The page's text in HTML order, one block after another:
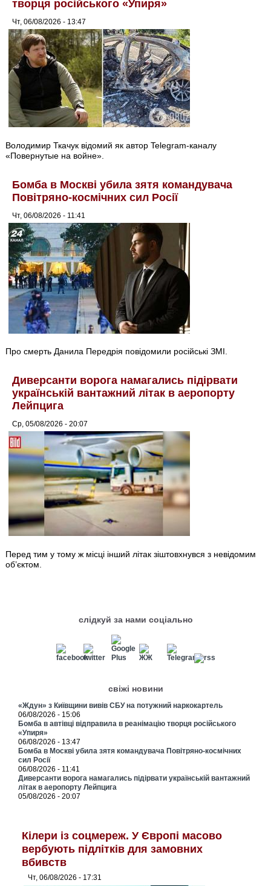
творця російського «Упиря»
Чт, 06/08/2026 - 13:47
Володимир Ткачук відомий як автор Telegram-каналу
«Повернутые на войне».
Бомба в Москві убила зятя командувача
Повітряно-космічних сил Росії
Чт, 06/08/2026 - 11:41
Про смерть Данила Передрія повідомили російські ЗМІ.
Диверсанти ворога намагались підірвати
українській вантажний літак в аеропорту
Лейпцига
Ср, 05/08/2026 - 20:07
Перед тим у тому ж місці інший літак зіштовхнувся з невідомим
об’єктом.
слідкуй за нами соціально
свіжі новини
«Ждун» з Київщини вивів СБУ на потужний наркокартель
06/08/2026 - 15:06
Бомба в автівці відправила в реанімацію творця російського
«Упиря»
06/08/2026 - 13:47
Бомба в Москві убила зятя командувача Повітряно-космічних
сил Росії
06/08/2026 - 11:41
Диверсанти ворога намагались підірвати українській вантажний
літак в аеропорту Лейпцига
05/08/2026 - 20:07
Кілери із соцмереж. У Європі масово
вербують підлітків для замовних
вбивств
Чт, 06/08/2026 - 17:31